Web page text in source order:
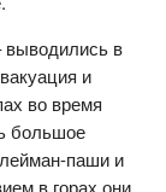
выводились в
и
во время
большое
паши и
в горах они